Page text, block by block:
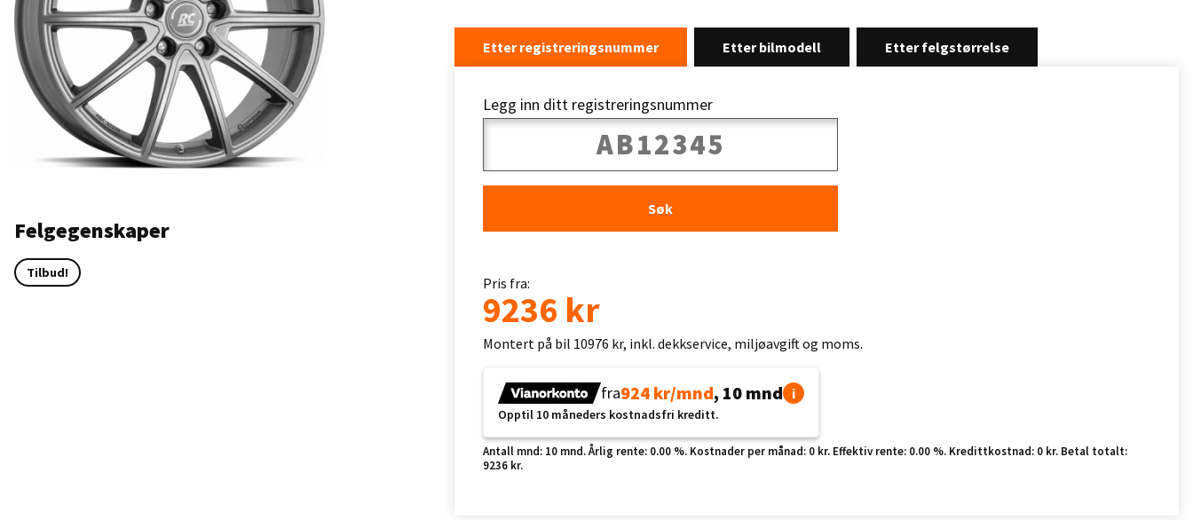
Felgegenskaper
Tilbud!
Etter registreringsnummer Etter bilmodell Etter felgstørrelse
Legg inn ditt registreringsnummer
Søk
Pris fra:
9236 kr
Montert på bil 10976 kr, inkl. dekkservice, miljøavgift og moms.
fra924 kr/mnd, 10 mnd i
Opptil 10 måneders kostnadsfri kreditt.
Antall mnd: 10 mnd. Årlig rente: 0.00 %. Kostnader per månad: 0 kr. Effektiv rente: 0.00 %. Kredittkostnad: 0 kr. Betal totalt:
9236 kr.